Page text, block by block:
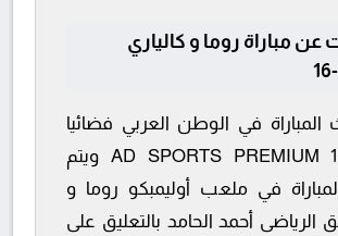
مباراة روما و كالياري
المباراة في الوطن العربي فضائيا
على قناة AD SPORTS PREMIUM 1 ويتم
في ملعب أوليمبكو روما و
الرياضى أحمد الحامد بالتعليق على